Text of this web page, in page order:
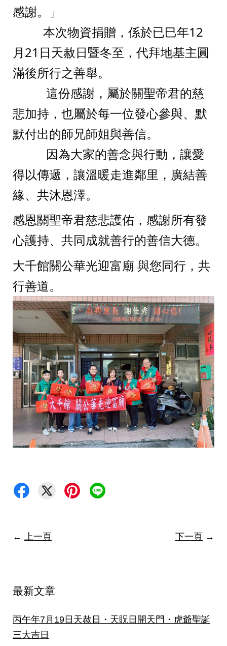
感謝。」
本次物資捐贈，係於已巳年12
月21日天赦日暨冬至，代拜地基主圓
滿後所行之善舉。
這份感謝，屬於關聖帝君的慈
悲加持，也屬於每一位發心參與、默
默付出的師兄師姐與善信。
因為大家的善念與行動，讓愛
得以傳遞，讓溫暖走進鄰里，廣結善
緣、共沐恩澤。
感恩關聖帝君慈悲護佑，感謝所有發
心護持、共同成就善行的善信大德。
大千館關公華光迎富廟 與您同行，共
行善道。
← 上一頁 下一頁 →
最新文章
丙午年7月19日天赦日・天貺日開天門・虎爺聖誕
三大吉日